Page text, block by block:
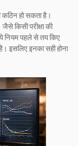
कठिन हो सकता है।
किसी परीक्षा की
नियम पहले से तय किए
इसलिए इनका सही होना